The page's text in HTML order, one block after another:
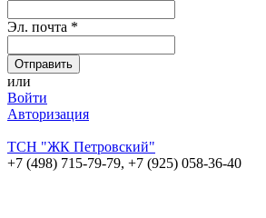
Эл. почта *
или
Войти
Авторизация
ТСН "ЖК Петровский"
+7 (498) 715-79-79, +7 (925) 058-36-40